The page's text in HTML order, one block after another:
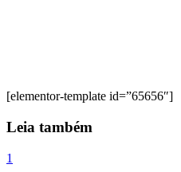
[elementor-template id=”65656″]
Leia também
1